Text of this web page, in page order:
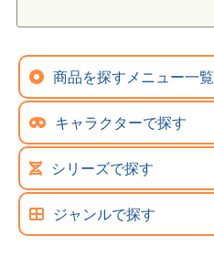
商品を探すメニュー一覧
キャラクターで探す
シリーズで探す
ジャンルで探す